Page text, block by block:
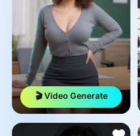
🎬 Video Generate